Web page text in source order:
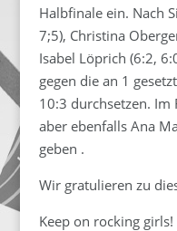
Halbfinale ein. Nach
7;5), Christina
Isabel Löprich (6:2,
gegen die an 1
10:3 durchsetzen. Im
aber ebenfalls Ana
geben .
Wir gratulieren zu
Keep on rocking girls!